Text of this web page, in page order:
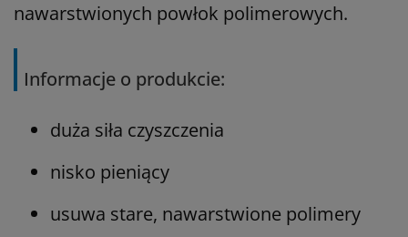
nawarstwionych powłok polimerowych.
Informacje o produkcie:
duża siła czyszczenia
nisko pieniący
usuwa stare, nawarstwione polimery